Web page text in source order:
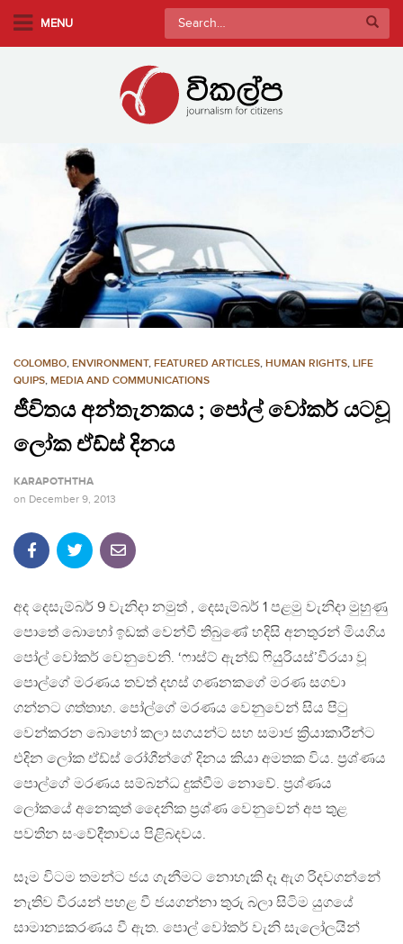
MENU
Search
for:
COLOMBO, ENVIRONMENT, FEATURED ARTICLES, HUMAN RIGHTS, LIFE
QUIPS, MEDIA AND COMMUNICATIONS
ජීවිතය අන්තැනකය ; ​පෝල් වෝකර් යටවූ
ලෝක ඒඩ්ස් දිනය
KARAPOTHTHA
on December 9, 2013
අද දෙසැම්බර් 9 වැනිදා නමුත් , දෙසැම්බර් 1 පළමු වැනිදා මුහුණු
පොතේ බොහෝ ඉඩක් වෙන්වී තිබුණේ හදිසි අනතුරන් මියගිය ​
පෝල් වෝකර් වෙනුවෙනි. ‘ෆාස්ට් ඇන්ඞ් ෆියුරියස්’වීරයා වූ
පොල්ගේ මරණය තවත් දහස් ගණනකගේ මරණ සගවා
ගන්නට ගත්තාහ. පෝල්ගේ මරණය වෙනුවෙන් සිය පිටු
වෙන්කරන බොහෝ කලා සගයන්ට සහ සමාජ ක්‍රියාකාරීන්ට
එදින ලෝක ඒඩ්ස් රෝගීන්ගේ දිනය කියා අමතක විය. ප්‍රශ්ණය
පොල්ගේ මරණය සම්බන්ධ දුක්වීම නොවේ. ප්‍රශ්ණය
ලෝකයේ අනෙකුත් ​​දෛනික ප්‍රශ්ණ වෙනුවෙන් අප තුළ
පවතින සංවේදීතාවය පිළිබදවය.
සෑම විටම තමන්ට ජය ගැනීමට නොහැකි දෑ ඇග රිදවගන්නේ
නැතිව වීරයන් පහළ වී ජයගන්නා තුරු බලා සිටිම යුගයේ
සාමාන්‍යකරණය වී ඇත. පොල් වෝකර් වැනි සැලෝලයින්